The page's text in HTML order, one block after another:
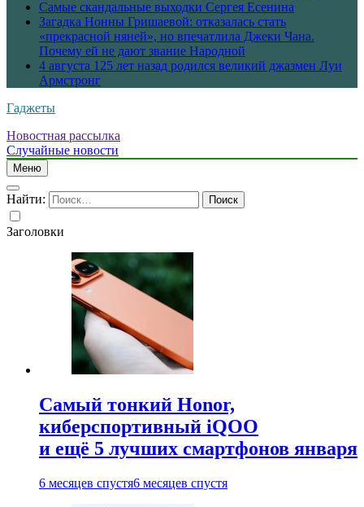
Самые скандальные выходки Сергея Есенина
Загадка Нонны Гришаевой: отказалась стать
«прекрасной няней», но впечатлила Джеки Чана.
Почему ей не дают звание Народной
4 августа 125 лет назад родился великий джазмен Луи
Армстронг
Гаджеты
Новостная рассылка
Случайные новости
Меню
Найти:
Заголовки
Самый тонкий Honor,
киберспортивный iQOO
и ещё 5 лучших смартфонов января
6 месяцев спустя6 месяцев спустя